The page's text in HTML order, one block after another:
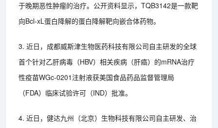
于晚期恶性肿瘤的治疗。公开资料显示，TQB3142是一款靶
向Bcl-xL蛋白降解的蛋白降解靶向嵌合体药物。
3. 近日，成都威斯津生物医药科技有限公司自主研发的全球
首个针对乙肝病毒（HBV）相关疾病（肝癌）的mRNA治疗
性疫苗WGc-0201注射液获美国食品药品监督管理局
（FDA）临床试验许可（IND）批准。
4. 近日，健达九州（北京）生物科技有限公司自主研发、治